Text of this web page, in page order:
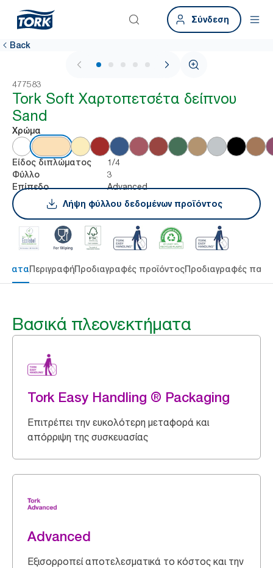
Σύνδεση
Back
1 / 6
477583
Tork Soft Χαρτοπετσέτα δείπνου
Sand
Χρώμα
Είδος διπλώματος 1/4
Φύλλο 3
Επίπεδο
Advanced
Λήψη φύλλου δεδομένων προϊόντος
ΠεριγραφήΠροδιαγραφές προϊόντοςΠροδιαγραφές
Βασικά πλεονεκτήματα
Tork Easy Handling ® Packaging
Επιτρέπει την ευκολότερη μεταφορά και
απόρριψη της συσκευασίας
Advanced
Εξισορροπεί αποτελεσματικά το κόστος και την